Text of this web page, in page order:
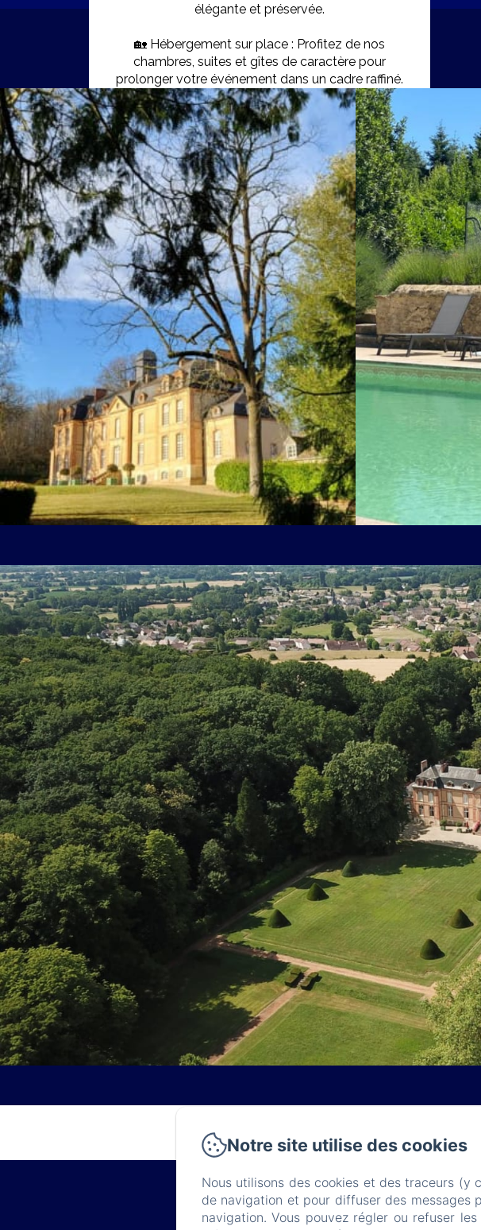
élégante et préservée.
🏡 Hébergement sur place : Profitez de nos
chambres, suites et gîtes de caractère pour
prolonger votre événement dans un cadre raffiné.
🎆 Un final magique : Offrez à vos invités un feu
d’artifice spectaculaire, pour clôturer votre
événement en beauté !
Réservez dès maintenant et offrez-vous une
expérience unique au Château de Lauresse.
Notre site utilise des cookies
Nous utilisons des cookies et des traceurs
de navigation et pour diffuser des
navigation. Vous pouvez régler ou refuser